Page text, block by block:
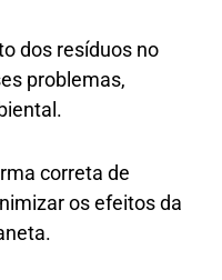
dos resíduos no
problemas,
correta de
os efeitos da